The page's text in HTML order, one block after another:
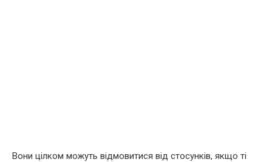
Вони цілком можуть відмовитися від стосунків, якщо ті